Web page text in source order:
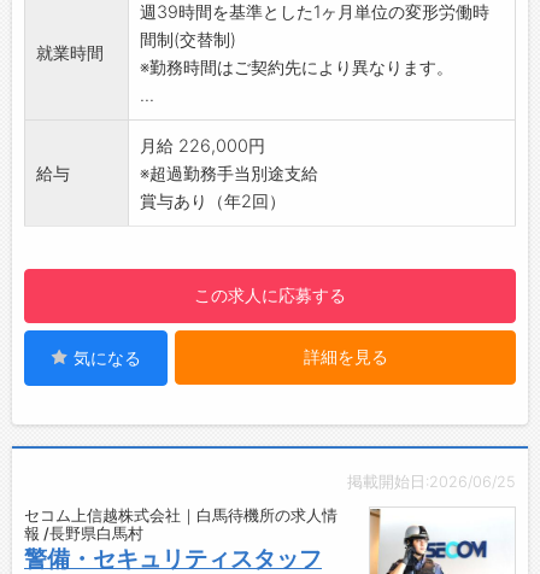
ィ機器を定期的にチェックします。万一異常が
ある場合は、修理・交換を行います。
ーーーーーーーーーーーーーーーーー
入社時はもちろん、定期的な研修でしっかりバ
ックアップします。
警備経験や知識がない方も業務は、マニュアル
きましょう。
【仕事のやりがい】
堅苦しいイメージの警備業ですが、現場では人
との触れ合いもあり、感謝の言葉をいただける
等やりがいを感じられます。安全・安心を支え
きるお仕事です。
・毎年最大10連休＋6連休あり
・未経験入社が90%以上！研修制度も充実
就業時間
週39時間を基準とした1ヶ月単位の変形労働時
間制(交替制)
※勤務時間はご契約先により異なります。
...
給与
月給 226,000円
※超過勤務手当別途支給
賞与あり（年2回）
この求人に応募する
気になる 詳細を見る
掲載開始日:2026/06/25
セコム上信越株式会社｜白馬待機所の求人情
報 /長野県白馬村
警備・セキュリティスタッフ